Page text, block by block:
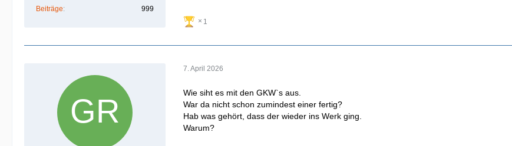
Beiträge
999
1
7. April 2026
Wie siht es mit den GKW`s aus.
War da nicht schon zumindest einer fertig?
Hab was gehört, dass der wieder ins Werk ging.
Warum?